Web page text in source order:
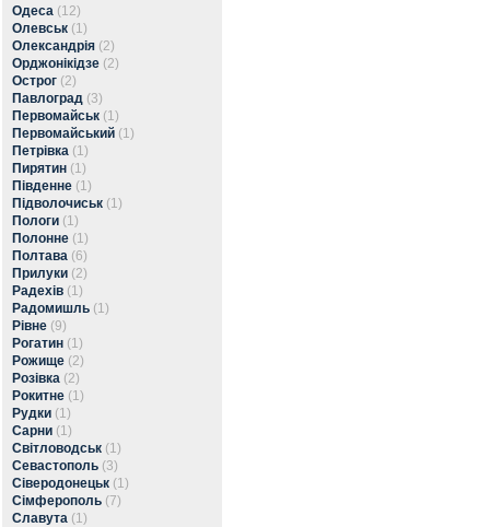
Одеса (12)
Олевськ (1)
Олександрія (2)
Орджонікідзе (2)
Острог (2)
Павлоград (3)
Первомайськ (1)
Первомайський (1)
Петрівка (1)
Пирятин (1)
Південне (1)
Підволочиськ (1)
Пологи (1)
Полонне (1)
Полтава (6)
Прилуки (2)
Радехів (1)
Радомишль (1)
Рівне (9)
Рогатин (1)
Рожище (2)
Розівка (2)
Рокитне (1)
Рудки (1)
Сарни (1)
Світловодськ (1)
Севастополь (3)
Сіверодонецьк (1)
Сімферополь (7)
Славута (1)